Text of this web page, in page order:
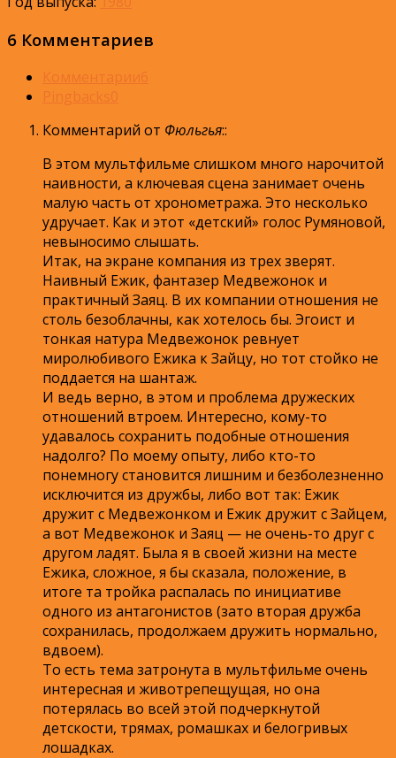
6 Комментариев
Комментарии6
Pingbacks0
Комментарий от Фюльгья::
В этом мультфильме слишком много нарочитой
наивности, а ключевая сцена занимает очень
малую часть от хронометража. Это несколько
удручает. Как и этот «детский» голос Румяновой,
невыносимо слышать.
Итак, на экране компания из трех зверят.
Наивный Ежик, фантазер Медвежонок и
практичный Заяц. В их компании отношения не
столь безоблачны, как хотелось бы. Эгоист и
тонкая натура Медвежонок ревнует
миролюбивого Ежика к Зайцу, но тот стойко не
поддается на шантаж.
И ведь верно, в этом и проблема дружеских
отношений втроем. Интересно, кому-то
удавалось сохранить подобные отношения
надолго? По моему опыту, либо кто-то
понемногу становится лишним и безболезненно
исключится из дружбы, либо вот так: Ежик
дружит с Медвежонком и Ежик дружит с Зайцем,
а вот Медвежонок и Заяц — не очень-то друг с
другом ладят. Была я в своей жизни на месте
Ежика, сложное, я бы сказала, положение, в
итоге та тройка распалась по инициативе
одного из антагонистов (зато вторая дружба
сохранилась, продолжаем дружить нормально,
вдвоем).
То есть тема затронута в мультфильме очень
интересная и животрепещущая, но она
потерялась во всей этой подчеркнутой
детскости, трямах, ромашках и белогривых
лошадках.